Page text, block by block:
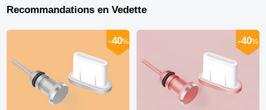
Recommandations en Vedette
-40% -40%